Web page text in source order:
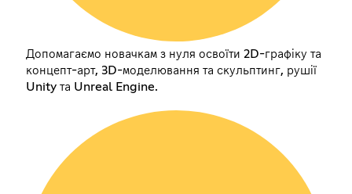
Допомагаємо новачкам з нуля освоїти 2D-графіку та
концепт-арт, 3D-моделювання та скульптинг, рушії
Unity та Unreal Engine.